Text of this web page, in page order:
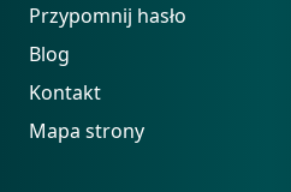
Przypomnij hasło
Blog
Kontakt
Mapa strony